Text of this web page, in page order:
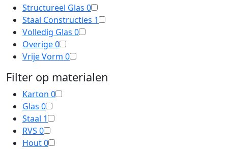
Structureel Glas 0
Staal Constructies 1
Volledig Glas 0
Overige0
Vrije Vorm 0
Filter op materialen
Karton 0
Glas 0
Staal 1
RVS 0
Hout0